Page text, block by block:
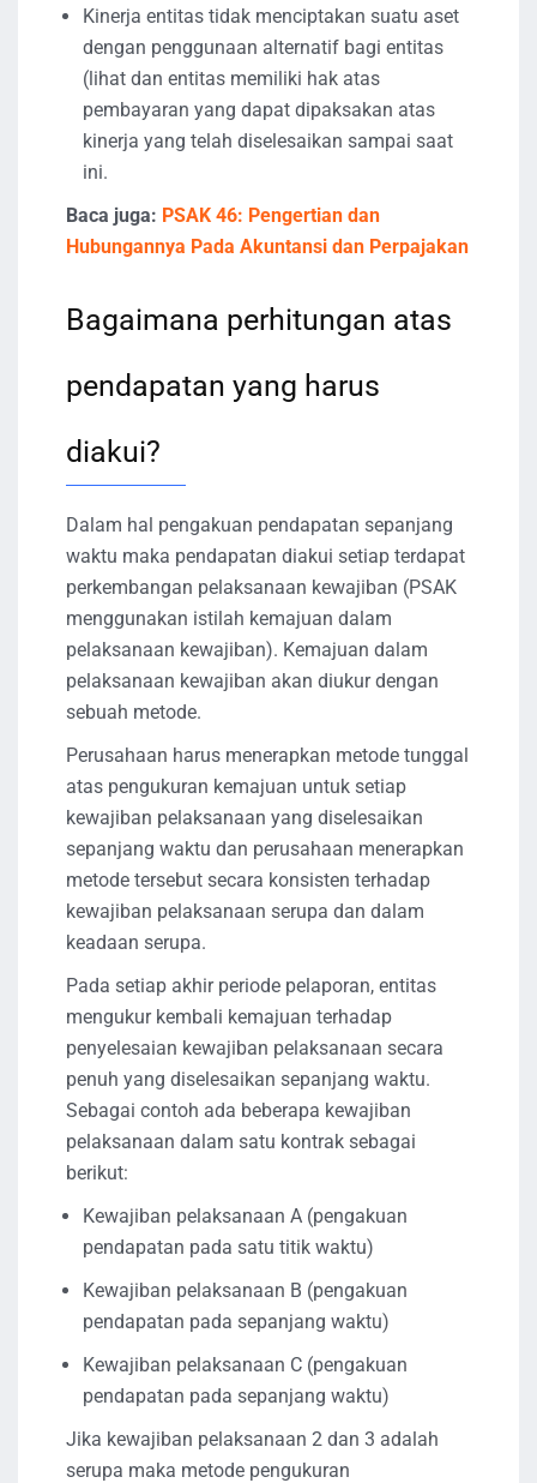
Kinerja entitas tidak menciptakan suatu aset
dengan penggunaan alternatif bagi entitas
(lihat dan entitas memiliki hak atas
pembayaran yang dapat dipaksakan atas
kinerja yang telah diselesaikan sampai saat
ini.
Baca juga: PSAK 46: Pengertian dan
Hubungannya Pada Akuntansi dan Perpajakan
Bagaimana perhitungan atas
pendapatan yang harus
diakui?
Dalam hal pengakuan pendapatan sepanjang
waktu maka pendapatan diakui setiap terdapat
perkembangan pelaksanaan kewajiban (PSAK
menggunakan istilah kemajuan dalam
pelaksanaan kewajiban). Kemajuan dalam
pelaksanaan kewajiban akan diukur dengan
sebuah metode.
Perusahaan harus menerapkan metode tunggal
atas pengukuran kemajuan untuk setiap
kewajiban pelaksanaan yang diselesaikan
sepanjang waktu dan perusahaan menerapkan
metode tersebut secara konsisten terhadap
kewajiban pelaksanaan serupa dan dalam
keadaan serupa.
Pada setiap akhir periode pelaporan, entitas
mengukur kembali kemajuan terhadap
penyelesaian kewajiban pelaksanaan secara
penuh yang diselesaikan sepanjang waktu.
Sebagai contoh ada beberapa kewajiban
pelaksanaan dalam satu kontrak sebagai
berikut:
Kewajiban pelaksanaan A (pengakuan
pendapatan pada satu titik waktu)
Kewajiban pelaksanaan B (pengakuan
pendapatan pada sepanjang waktu)
Kewajiban pelaksanaan C (pengakuan
pendapatan pada sepanjang waktu)
Jika kewajiban pelaksanaan 2 dan 3 adalah
serupa maka metode pengukuran